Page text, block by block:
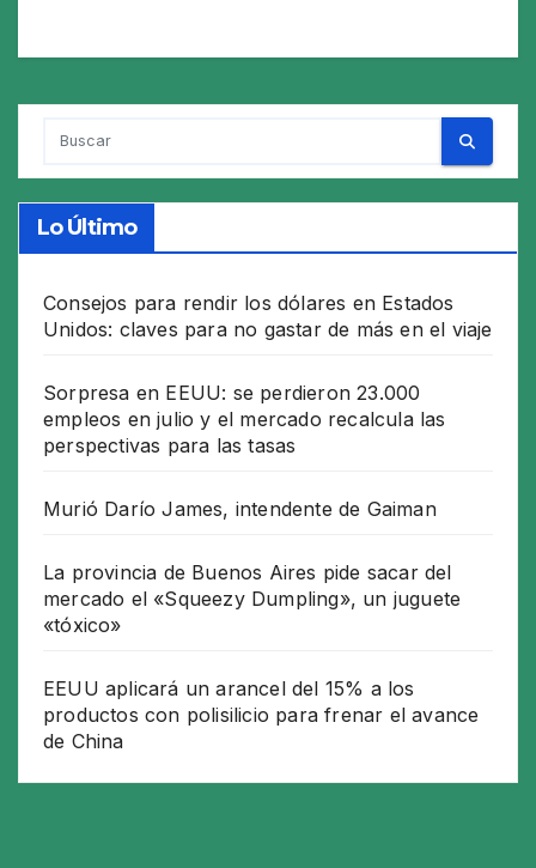
Lo Último
Consejos para rendir los dólares en Estados
Unidos: claves para no gastar de más en el viaje
Sorpresa en EEUU: se perdieron 23.000
empleos en julio y el mercado recalcula las
perspectivas para las tasas
Murió Darío James, intendente de Gaiman
La provincia de Buenos Aires pide sacar del
mercado el «Squeezy Dumpling», un juguete
«tóxico»
EEUU aplicará un arancel del 15% a los
productos con polisilicio para frenar el avance
de China